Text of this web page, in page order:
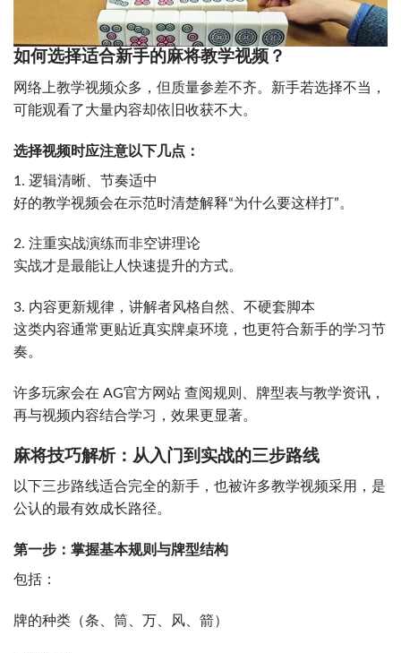
如何选择适合新手的麻将教学视频？
网络上教学视频众多，但质量参差不齐。新手若选择不当，
可能观看了大量内容却依旧收获不大。
选择视频时应注意以下几点：
1. 逻辑清晰、节奏适中
好的教学视频会在示范时清楚解释“为什么要这样打”。
2. 注重实战演练而非空讲理论
实战才是最能让人快速提升的方式。
3. 内容更新规律，讲解者风格自然、不硬套脚本
这类内容通常更贴近真实牌桌环境，也更符合新手的学习节
奏。
许多玩家会在 AG官方网站 查阅规则、牌型表与教学资讯，
再与视频内容结合学习，效果更显著。
麻将技巧解析：从入门到实战的三步路线
以下三步路线适合完全的新手，也被许多教学视频采用，是
公认的最有效成长路径。
第一步：掌握基本规则与牌型结构
包括：
牌的种类（条、筒、万、风、箭）